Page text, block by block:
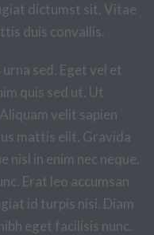
dictumst sit. Vitae
duis convallis.
sed. Eget vel et
quis sed ut. Ut
velit sapien
mattis elit. Gravida
nisl in enim nec neque.
Erat leo accumsan
id turpis nisi. Diam
eget facilisis nunc.